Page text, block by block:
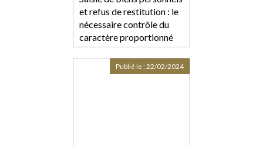
et refus de restitution : le
nécessaire contrôle du
caractère proportionné
de l’atteinte portée au
droit au respect de la vie
privée et familiale
Publié le :22/02/2024